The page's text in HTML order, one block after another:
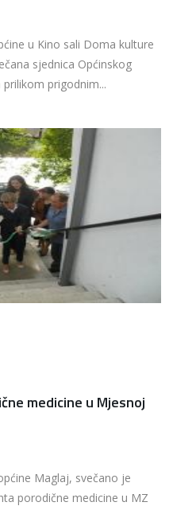
u Kino sali Doma kulture
sjednica Općinskog
prigodnim...
medicine u Mjesnoj
Maglaj, svečano je
porodične medicine u MZ